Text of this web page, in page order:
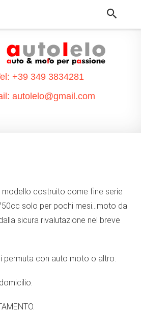
.
+39 349 3834281
autolelo@gmail.com
modello costruito come fine serie
solo per pochi mesi...moto da
sicura rivalutazione nel breve
permuta con auto moto o altro.